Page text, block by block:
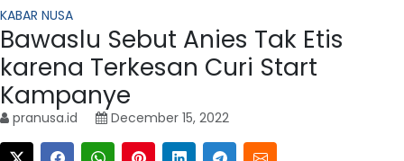
KABAR NUSA
Bawaslu Sebut Anies Tak Etis
karena Terkesan Curi Start
Kampanye
pranusa.id December 15, 2022